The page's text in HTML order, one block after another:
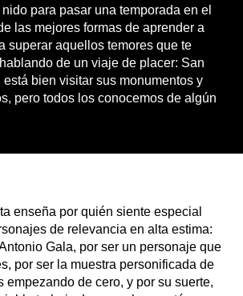
para pasar una temporada en el
las mejores formas de aprender a
superar aquellos temores que te
de un viaje de placer: San
bien visitar sus monumentos y
pero todos los conocemos de algún
enseña por quién siente especial
de relevancia en alta estima:
Gala, por ser un personaje que
por ser la muestra personificada de
de cero, y por su suerte,